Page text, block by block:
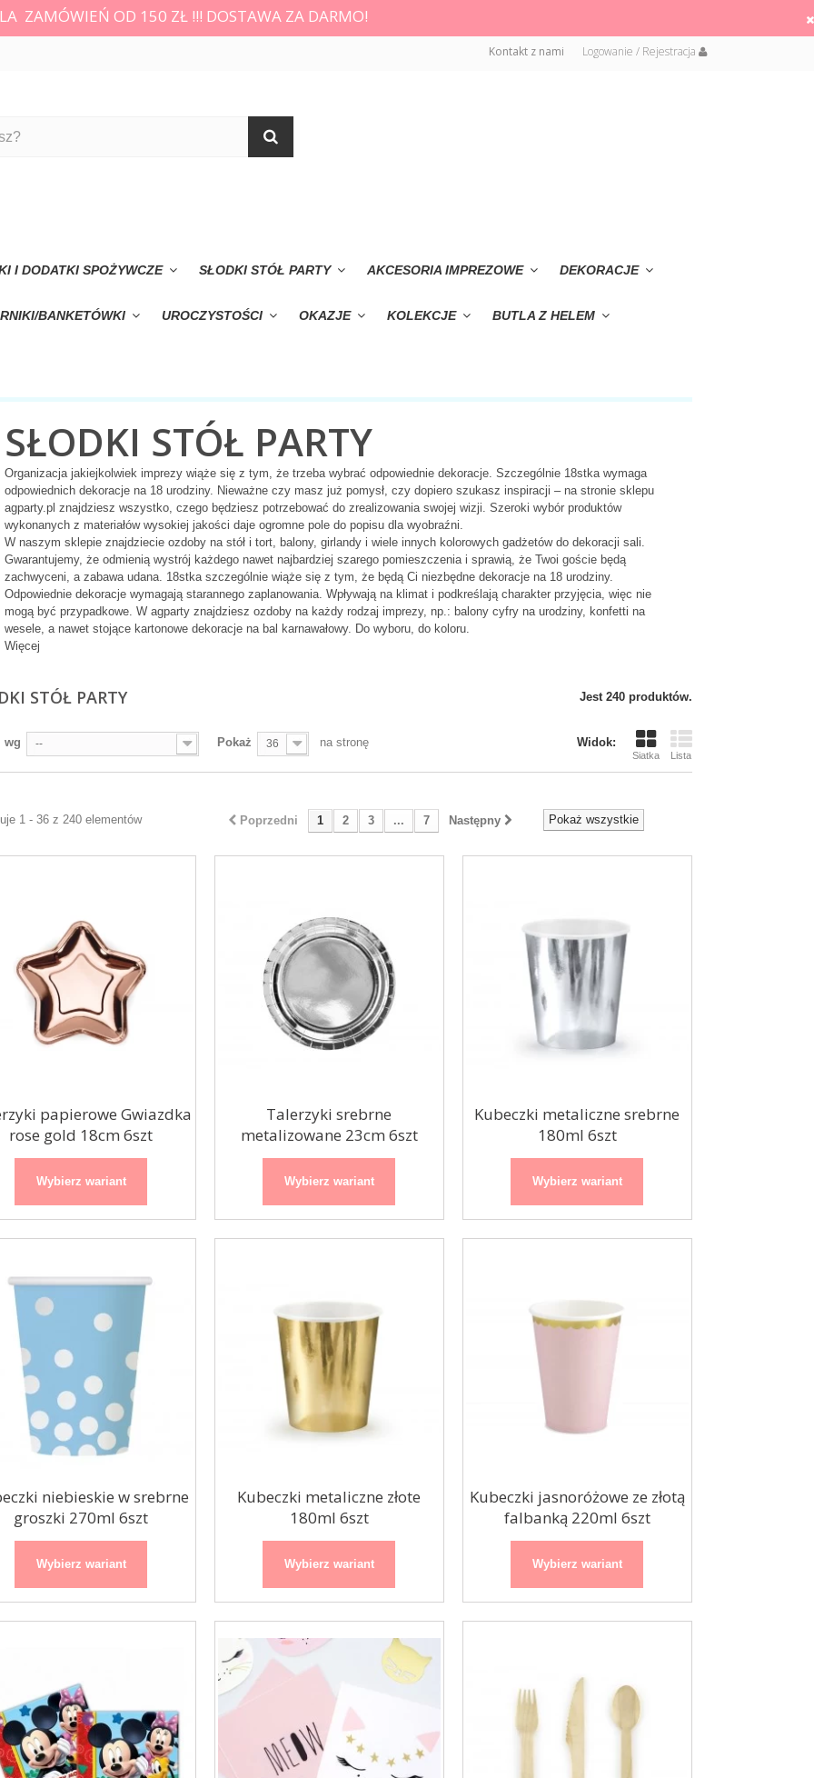
ZAMÓWIEŃ OD 150 ZŁ !!! DOSTAWA ZA DARMO!
Logowanie / Rejestracja
Kontakt z nami
I DODATKI SPOŻYWCZE SŁODKI STÓŁ PARTY AKCESORIA IMPREZOWE DEKORACJE
BANKETÓWKI UROCZYSTOŚCI OKAZJE KOLEKCJE BUTLA Z HELEM
Kubeczki
niebieskie w
srebrne groszki
270ml 6szt
Girlanda flagietki
pastelowa 12 flag
Balony Cyfry 0-9
Zielony 102cm
kropki klejowe
100szt na rolce
SŁODKI STÓŁ PARTY
Organizacja jakiejkolwiek imprezy wiąże się z tym, że trzeba wybrać odpowiednie dekoracje. Szczególnie 18stka wymaga
odpowiednich dekoracje na 18 urodziny. Nieważne czy masz już pomysł, czy dopiero szukasz inspiracji – na stronie sklepu
agparty.pl znajdziesz wszystko, czego będziesz potrzebować do zrealizowania swojej wizji. Szeroki wybór produktów
wykonanych z materiałów wysokiej jakości daje ogromne pole do popisu dla wyobraźni.
W naszym sklepie znajdziecie ozdoby na stół i tort, balony, girlandy i wiele innych kolorowych gadżetów do dekoracji sali.
Gwarantujemy, że odmienią wystrój każdego nawet najbardziej szarego pomieszczenia i sprawią, że Twoi goście będą
zachwyceni, a zabawa udana. 18stka szczególnie wiąże się z tym, że będą Ci niezbędne dekoracje na 18 urodziny.
Odpowiednie dekoracje wymagają starannego zaplanowania. Wpływają na klimat i podkreślają charakter przyjęcia, więc nie
mogą być przypadkowe. W agparty znajdziesz ozdoby na każdy rodzaj imprezy, np.: balony cyfry na urodziny, konfetti na
wesele, a nawet stojące kartonowe dekoracje na bal karnawałowy. Do wyboru, do koloru.
Więcej
STÓŁ PARTY Jest 240 produktów.
Widok:
Siatka Lista
wg -- Pokaż 36 na stronę
Pokaż wszystkie
Poprzedni 1 2 3 ... 7 Następny
1 - 36 z 240 elementów
papierowe Gwiazdka
rose gold 18cm 6szt
Wybierz wariant
Talerzyki srebrne
metalizowane 23cm 6szt
Wybierz wariant
Kubeczki metaliczne srebrne
180ml 6szt
Wybierz wariant
niebieskie w srebrne
groszki 270ml 6szt
Wybierz wariant
Kubeczki metaliczne złote
180ml 6szt
Wybierz wariant
Kubeczki jasnoróżowe ze złotą
falbanką 220ml 6szt
Wybierz wariant